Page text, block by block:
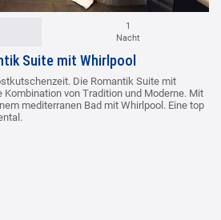
1
Nacht
Suite mit Whirlpool
Die Romantik Suite mit
von Tradition und Moderne. Mit
mediterranen Bad mit Whirlpool. Eine top